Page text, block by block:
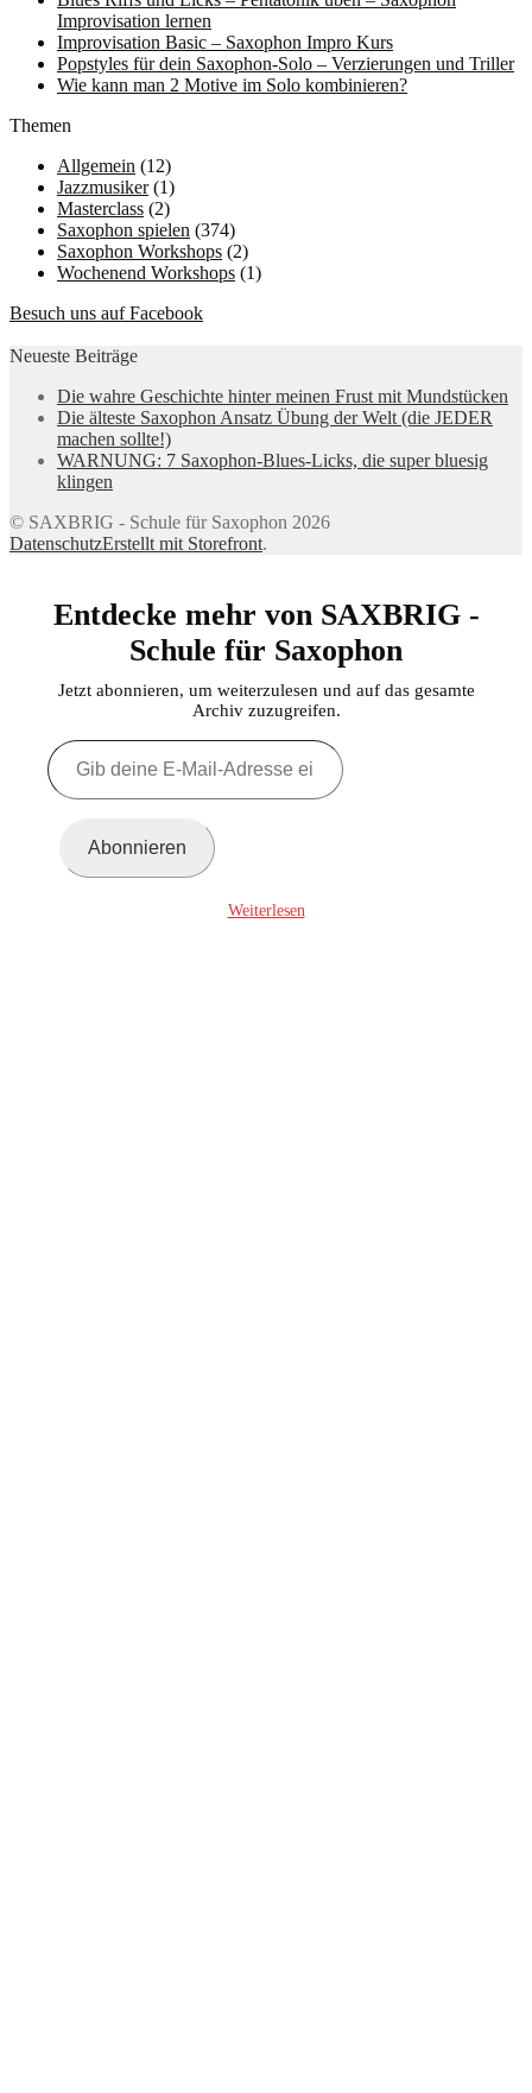
Improvisation lernen
Improvisation Basic – Saxophon Impro Kurs
Popstyles für dein Saxophon-Solo – Verzierungen und Triller
Wie kann man 2 Motive im Solo kombinieren?
Themen
Allgemein (12)
Jazzmusiker(1)
Masterclass (2)
Saxophon spielen (374)
Saxophon Workshops (2)
Wochenend Workshops (1)
Besuch uns auf Facebook
Neueste Beiträge
Die wahre Geschichte hinter meinen Frust mit Mundstücken
Die älteste Saxophon Ansatz Übung der Welt (die JEDER
machen sollte!)
WARNUNG: 7 Saxophon-Blues-Licks, die super bluesig
klingen
© SAXBRIG - Schule für Saxophon 2026
DatenschutzErstellt mit Storefront.
Entdecke mehr von SAXBRIG -
Schule für Saxophon
Jetzt abonnieren, um weiterzulesen und auf das gesamte
Archiv zuzugreifen.
Gib
deine
E-
Abonnieren
Weiterlesen